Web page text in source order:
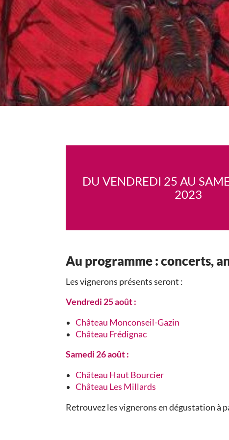
DU VENDREDI 25 AU
2023
Au programme : concerts,
Les vignerons présents seront :
Vendredi 25 août :
Château Monconseil-Gazin
Château Frédignac
Samedi 26 août :
Château Haut Bourcier
Château Les Millards
Retrouvez les vignerons en dégustation à